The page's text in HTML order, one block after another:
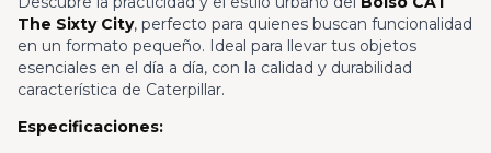
The Sixty City, perfecto para quienes buscan funcionalidad
en un formato pequeño. Ideal para llevar tus objetos
esenciales en el día a día, con la calidad y durabilidad
característica de Caterpillar.
Especificaciones: